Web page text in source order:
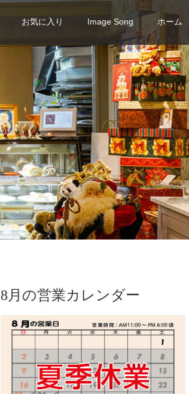
お気に入り Image Song ホーム
8月の営業カレンダー